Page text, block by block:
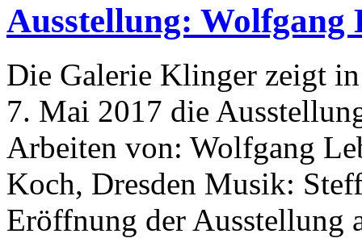
Ausstellung:
Die Galerie Klinger zeigt
7. Mai 2017 die
Arbeiten von: Wolfgang
Koch, Dresden Musik:
Eröffnung der